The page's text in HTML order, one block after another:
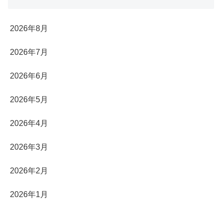
2026年8月
2026年7月
2026年6月
2026年5月
2026年4月
2026年3月
2026年2月
2026年1月